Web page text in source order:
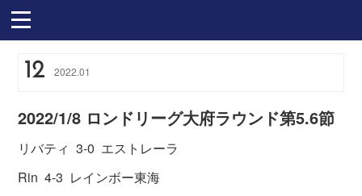
12 2022.01
2022/1/8 ロンドリーグ大府ラウンド第5.6節
リバティ 3-0 エストレーラ
Rin 4-3 レインボー東海